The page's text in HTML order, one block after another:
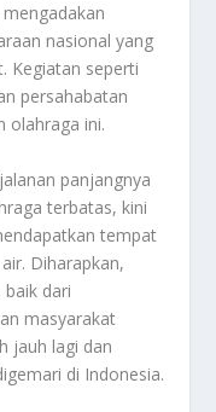
nasional yang
Kegiatan seperti
persahabatan
olahraga ini.
panjangnya
terbatas, kini
tempat
Diharapkan,
baik dari
masyarakat
jauh lagi dan
di Indonesia.